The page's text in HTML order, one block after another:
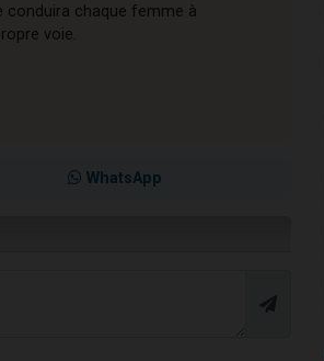
conduira chaque femme à
voie.
WhatsApp